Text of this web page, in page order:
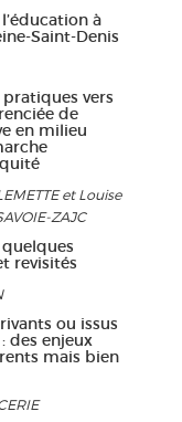
à
Saint-Denis
pratiques vers
de
en milieu
et Louise
ZAJC
quelques
revisités
ou issus
des enjeux
mais bien